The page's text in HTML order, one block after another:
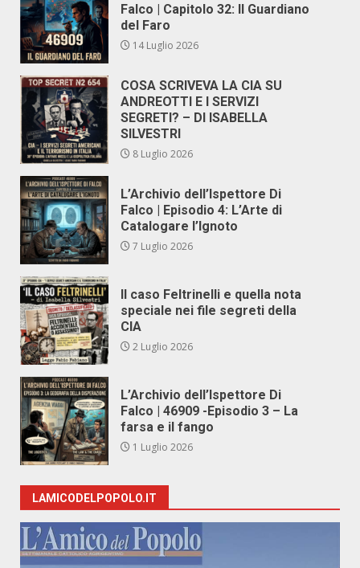
Falco | Capitolo 32: Il Guardiano
del Faro
14 Luglio 2026
COSA SCRIVEVA LA CIA SU
ANDREOTTI E I SERVIZI
SEGRETI? – DI ISABELLA
SILVESTRI
8 Luglio 2026
L’Archivio dell’Ispettore Di
Falco | Episodio 4: L’Arte di
Catalogare l’Ignoto
7 Luglio 2026
Il caso Feltrinelli e quella nota
speciale nei file segreti della
CIA
2 Luglio 2026
L’Archivio dell’Ispettore Di
Falco | 46909 -Episodio 3 – La
farsa e il fango
1 Luglio 2026
LAMICODELPOPOLO.IT